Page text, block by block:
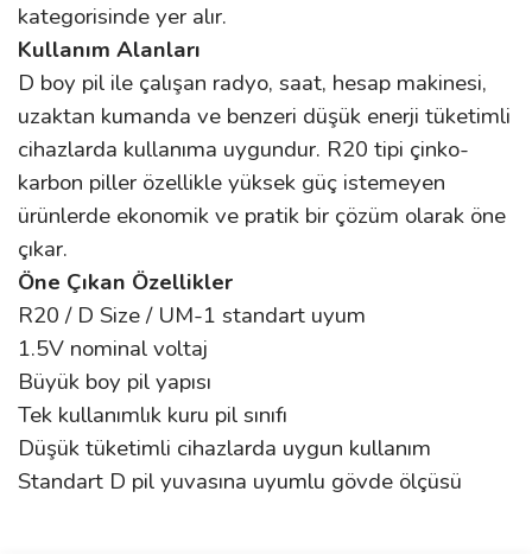
kategorisinde yer alır.
Kullanım Alanları
D boy pil ile çalışan radyo, saat, hesap makinesi,
uzaktan kumanda ve benzeri düşük enerji tüketimli
cihazlarda kullanıma uygundur. R20 tipi çinko-
karbon piller özellikle yüksek güç istemeyen
ürünlerde ekonomik ve pratik bir çözüm olarak öne
çıkar.
Öne Çıkan Özellikler
R20 / D Size / UM-1 standart uyum
1.5V nominal voltaj
Büyük boy pil yapısı
Tek kullanımlık kuru pil sınıfı
Düşük tüketimli cihazlarda uygun kullanım
Standart D pil yuvasına uyumlu gövde ölçüsü